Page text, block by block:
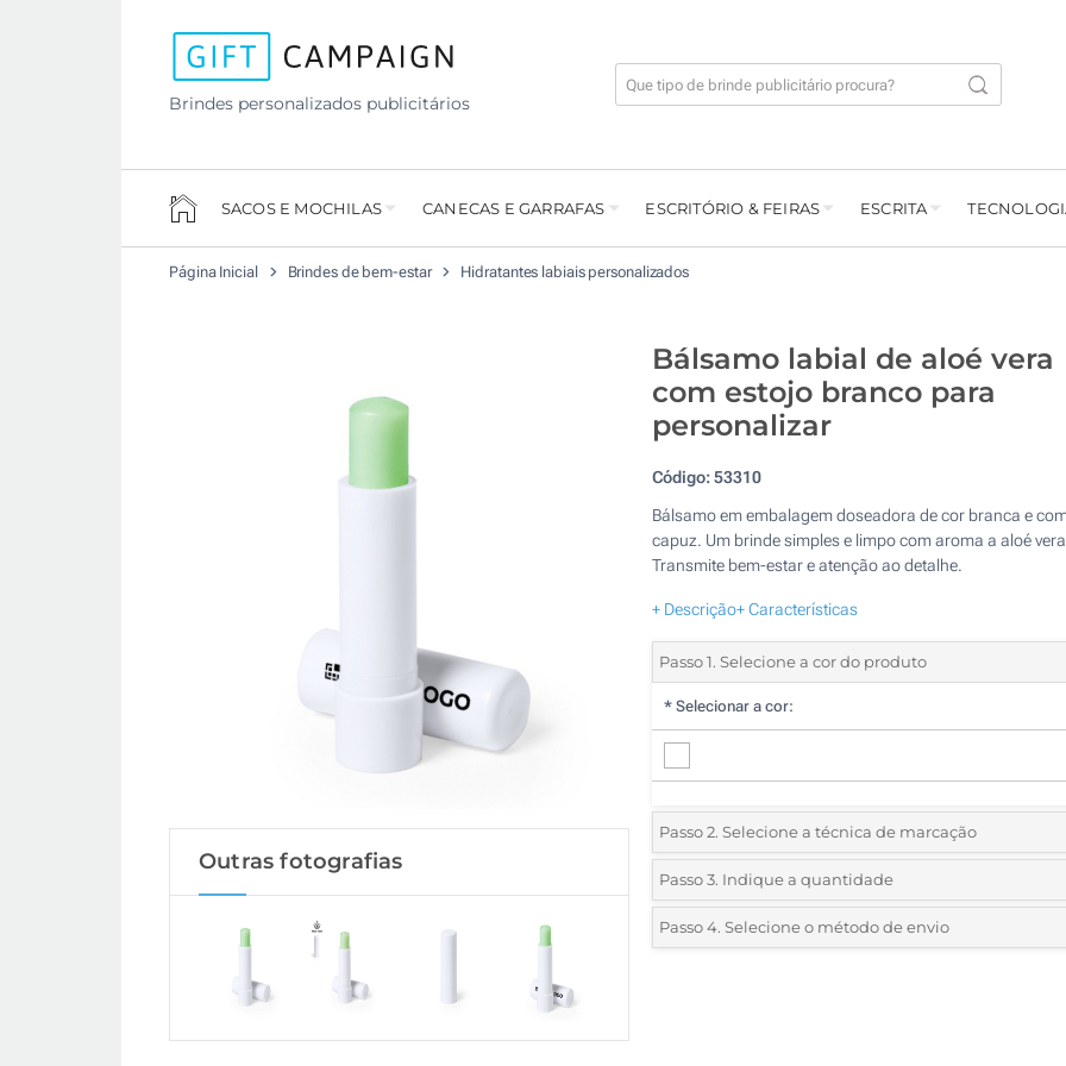
Brindes personalizados publicitários
SACOS E MOCHILAS CANECAS E GARRAFAS ESCRITÓRIO & FEIRAS ESCRITA
Página Inicial Brindes de bem-estar Hidratantes labiais personalizados
Outras fotografias
Bálsamo labial de aloé vera
com estojo branco para
personalizar
Código:53310
Bálsamo em embalagem doseadora de cor branca e
capuz. Um brinde simples e limpo com aroma a aloé
Transmite bem-estar e atenção ao detalhe.
+ Descrição+ Características
Passo 1. Selecione a cor do produto
* Selecionar a cor:
Passo 2. Selecione a técnica de marcação
*Selecione o tipo de marcação e as cores do logotipo:
1 Cor (No corpo)
Passo 3. Indique a quantidade
*Quantidade mínima:210
Passo 4. Selecione o método de envio